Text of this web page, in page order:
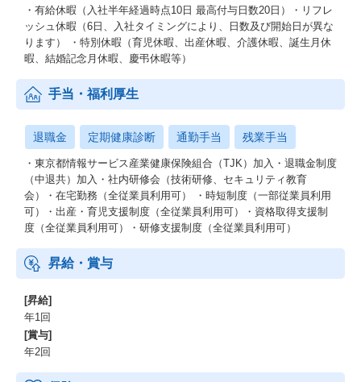
・有給休暇（入社半年経過時点10日 最高付与日数20日）・リフレ
ッシュ休暇（6日、入社タイミングにより、日数及び開始日が異な
ります） ・特別休暇（育児休暇、出産休暇、介護休暇、誕生月休
暇、結婚記念月休暇、慶弔休暇等）
手当・福利厚生
退職金 定期健康診断 通勤手当 残業手当
・東京都情報サービス産業健康保険組合（TJK）加入・退職金制度
（中退共）加入・社内研修会（技術研修、セキュリティ教育
会）・在宅勤務（全従業員利用可） ・時短制度（一部従業員利用
可）・出産・育児支援制度（全従業員利用可）・資格取得支援制
度（全従業員利用可）・研修支援制度（全従業員利用可）
昇給・賞与
[昇給]
年1回
[賞与]
年2回